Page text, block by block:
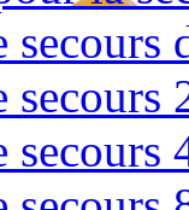
secours
secours
secours